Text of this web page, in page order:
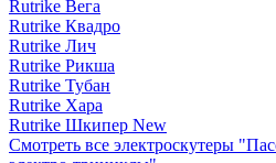
Rutrike Вега
Rutrike Квадро
Rutrike Лич
Rutrike Рикша
Rutrike Тубан
Rutrike Хара
Rutrike Шкипер New
Смотреть все электро­скутеры